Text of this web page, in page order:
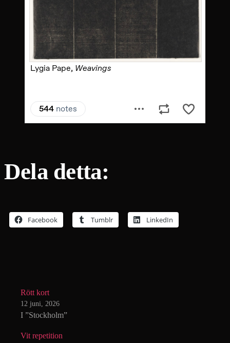
Dela detta:
Facebook Tumblr LinkedIn
Rött kort
12 juni, 2026
I ”Stockholm”
Vit repetition